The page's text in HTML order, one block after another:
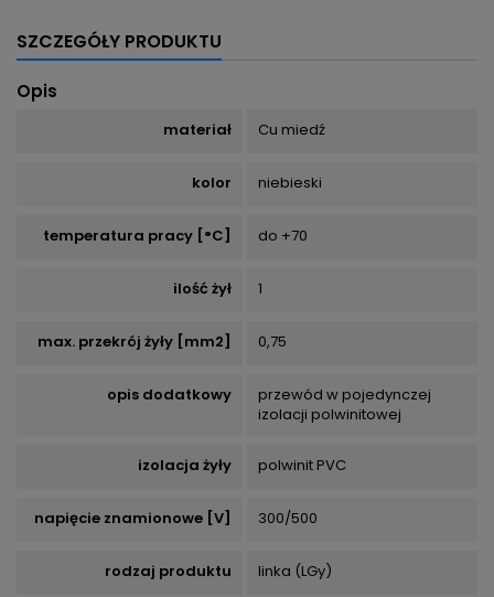
SZCZEGÓŁY PRODUKTU
Opis
materiał Cu miedź
kolor niebieski
temperatura pracy [°C] do +70
ilość żył 1
max. przekrój żyły [mm2] 0,75
opis dodatkowy
przewód w pojedynczej
izolacji polwinitowej
izolacja żyły polwinit PVC
napięcie znamionowe [V] 300/500
rodzaj produktu linka (LGy)